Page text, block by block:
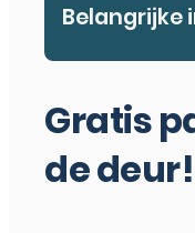
Belangrijke
Gratis
de deur!